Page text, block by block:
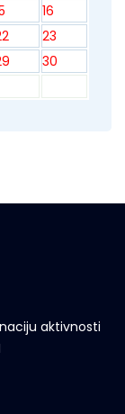
16
23
30
aktivnosti